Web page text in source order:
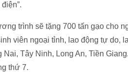
trình sẽ tặng 700 tấn gạo cho
viên ngoại tỉnh, lao động tự do,
Tây Ninh, Long An, Tiền
thứ 7.